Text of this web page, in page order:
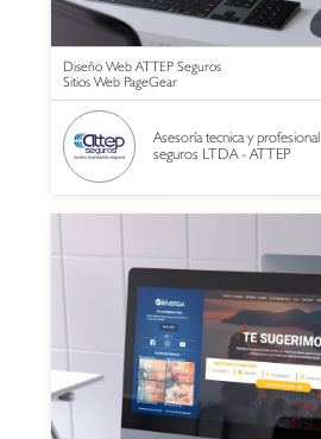
Diseño Web ATTEP Seguros
Sitios Web PageGear
Asesoría tecnica y profesional
seguros LTDA - ATTEP